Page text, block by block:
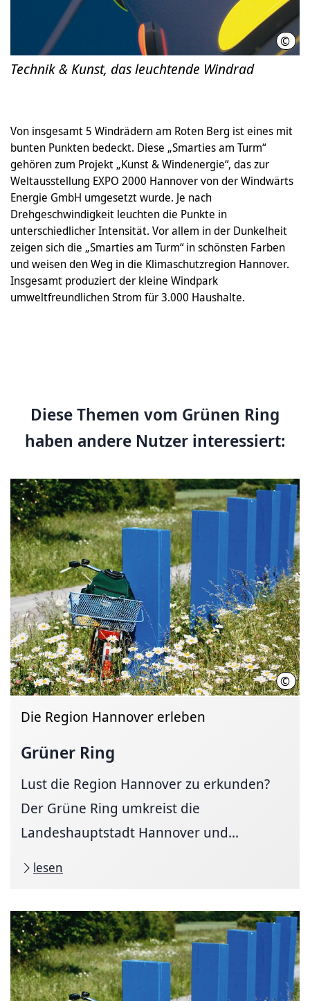
©
Technik & Kunst, das leuchtende Windrad
Von insgesamt 5 Windrädern am Roten Berg ist eines mit
bunten Punkten bedeckt. Diese „Smarties am Turm“
gehören zum Projekt „Kunst & Windenergie“, das zur
Weltausstellung EXPO 2000 Hannover von der Windwärts
Energie GmbH umgesetzt wurde. Je nach
Drehgeschwindigkeit leuchten die Punkte in
unterschiedlicher Intensität. Vor allem in der Dunkelheit
zeigen sich die „Smarties am Turm“ in schönsten Farben
und weisen den Weg in die Klimaschutzregion Hannover.
Insgesamt produziert der kleine Windpark
umweltfreundlichen Strom für 3.000 Haushalte.
Diese Themen vom Grünen Ring
haben andere Nutzer interessiert:
©
Die Region Hannover erleben
Grüner Ring
Lust die Region Hannover zu erkunden?
Der Grüne Ring umkreist die
Landeshauptstadt Hannover und...
lesen